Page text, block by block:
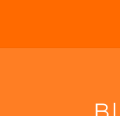
ÜBERWEISER